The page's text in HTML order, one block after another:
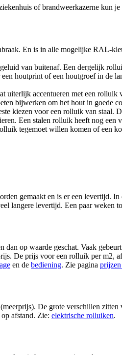
of brandweerkazerne kun
En is in alle mogelijke RAL-
van buitenaf. Een dergelijk
houtprint of een houtgroef in de
uiterlijk accentueren met een
bijwerken om het hout in goede
kiezen voor een rolluik van
Een stalen rolluik heeft nog een
tegemoet willen komen of een
gemaakt en is er een levertijd.
langere levertijd. Een paar weken
op waarde geschat. Vaak
De prijs voor een rolluik per m2,
en de bediening. Zie pagina
De grote verschillen
afstand. Zie: elektrische rolluiken.